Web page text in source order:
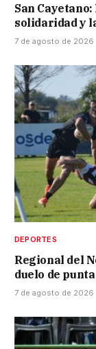
San
solidaridad y
7 de agosto de 2026
DEPORTES
Regional del
duelo de punta
7 de agosto de 2026